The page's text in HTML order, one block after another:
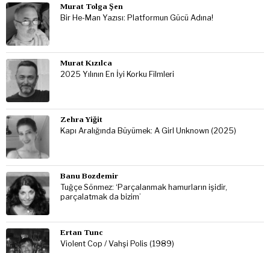
Murat Tolga Şen
Bir He-Man Yazısı: Platformun Gücü Adına!
Murat Kızılca
2025 Yılının En İyi Korku Filmleri
Zehra Yiğit
Kapı Aralığında Büyümek: A Girl Unknown (2025)
Banu Bozdemir
Tuğçe Sönmez: ‘Parçalanmak hamurların işidir,
parçalatmak da bizim’
Ertan Tunc
Violent Cop / Vahşi Polis (1989)